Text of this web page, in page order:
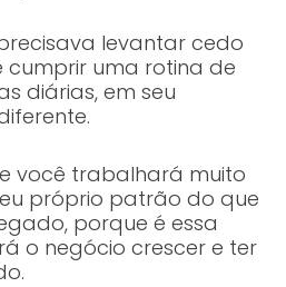
levantar cedo
uma rotina de
diárias, em seu
você trabalhará muito
próprio patrão do que
porque é essa
o negócio crescer e ter